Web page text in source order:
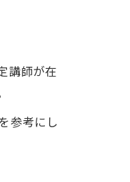
講師が在
参考にし